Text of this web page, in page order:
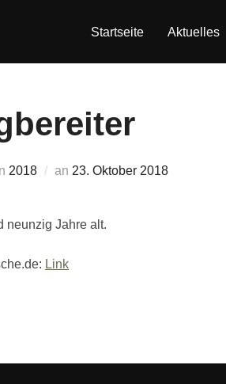
Startseite Aktuelles
2018 an Veröffentlicht
23. Oktober 2018
neunzig Jahre alt.
Link